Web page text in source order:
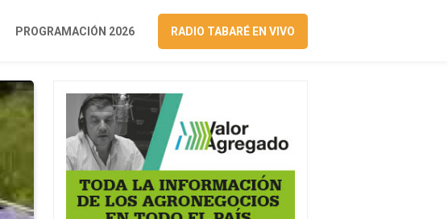
PROGRAMACIÓN 2026 RADIO TABARÉ EN VIVO